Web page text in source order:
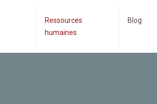
Ressources
humaines
Blog